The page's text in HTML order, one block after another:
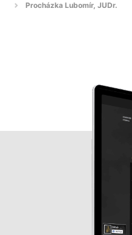
Procházka Lubomír, JUDr.